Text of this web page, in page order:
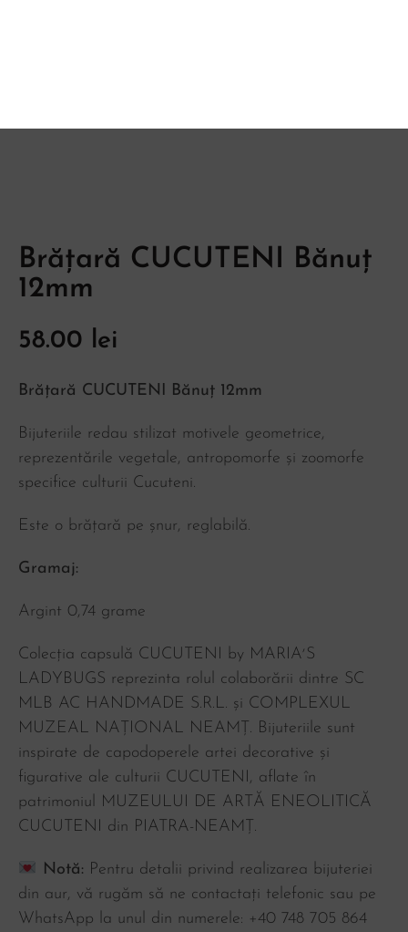
Brățară CUCUTENI Bănuț
12mm
58.00 lei
Brățară CUCUTENI Bănuț 12mm
Bijuteriile redau stilizat motivele geometrice,
reprezentările vegetale, antropomorfe și zoomorfe
specifice culturii Cucuteni.
Este o brățară pe șnur, reglabilă.
Gramaj:
Argint 0,74 grame
Colecția capsulă CUCUTENI by MARIAʼS
LADYBUGS reprezinta rolul colaborării dintre SC
MLB AC HANDMADE S.R.L. și COMPLEXUL
MUZEAL NAȚIONAL NEAMȚ. Bijuteriile sunt
inspirate de capodoperele artei decorative și
figurative ale culturii CUCUTENI, aflate în
patrimoniul MUZEULUI DE ARTĂ ENEOLITICĂ
CUCUTENI din PIATRA-NEAMȚ.
Notă: Pentru detalii privind realizarea bijuteriei
din aur, vă rugăm să ne contactați telefonic sau pe
WhatsApp la unul din numerele: +40 748 705 864